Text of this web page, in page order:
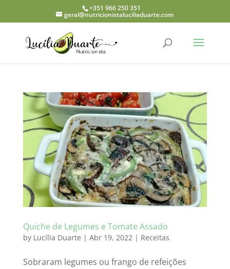
+351 966 250 351
geral@nutricionistaluciliaduarte.com
Quiche de Legumes e Tomate Assado
by Lucília Duarte | Abr 19, 2022| Receitas
Sobraram legumes ou frango de refeições